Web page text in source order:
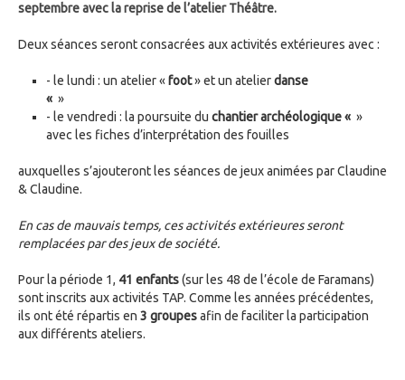
Environnement
Infos pratiques
septembre avec la reprise de l’atelier Théâtre.
Deux séances seront consacrées aux activités extérieures avec :
- le lundi : un atelier «foot» et un atelierdanse
« »
- le vendredi : la poursuite du chantier archéologique « »
avec les fiches d’interprétation des fouilles
auxquelles s’ajouteront les séances de jeux animées par Claudine
& Claudine.
En cas de mauvais temps, ces activités extérieures seront
remplacées par des jeux de société.
Pour la période 1, 41 enfants(sur les 48 de l’école de Faramans)
sont inscrits aux activités TAP. Comme les années précédentes,
ils ont été répartis en 3 groupesafin de faciliter la participation
aux différents ateliers.